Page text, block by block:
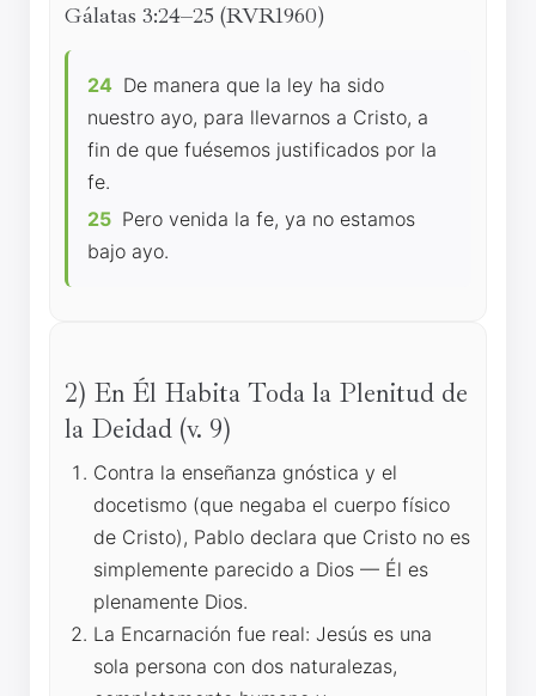
Gálatas 3:24–25 (RVR1960)
24 De manera que la ley ha sido
nuestro ayo, para llevarnos a Cristo, a
fin de que fuésemos justificados por la
fe.
25 Pero venida la fe, ya no estamos
bajo ayo.
2) En Él Habita Toda la Plenitud de
la Deidad (v. 9)
Contra la enseñanza gnóstica y el
docetismo (que negaba el cuerpo físico
de Cristo), Pablo declara que Cristo no es
simplemente parecido a Dios — Él es
plenamente Dios.
La Encarnación fue real: Jesús es una
sola persona con dos naturalezas,